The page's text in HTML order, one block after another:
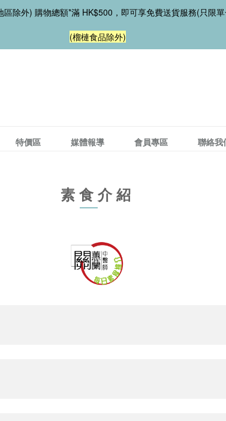
區除外) 購物總額*滿 HK$500，即可享免費送貨服務(只限
(榴槤食品除外)
特價區 媒體報導 會員專區 聯絡我
素食介紹